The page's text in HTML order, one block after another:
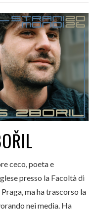
ceco, poeta e
presso la Facoltà di
ma ha trascorso la
nei media. Ha